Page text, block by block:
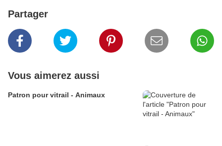
Partager
Vous aimerez aussi
Patron pour vitrail - Animaux